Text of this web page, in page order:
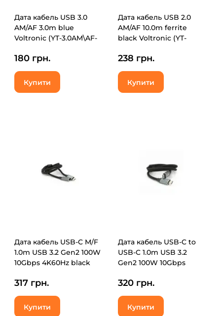
Дата кабель USB 3.0
AM/AF 3.0m blue
Voltronic (YT-3.0AM\AF-
180 грн.
Купити
Дата кабель USB 2.0
AM/AF 10.0m ferrite
black Voltronic (YT-
238 грн.
Купити
Дата кабель USB-C M/F
1.0m USB 3.2 Gen2 100W
10Gbps 4K60Hz black
1m)
317 грн.
Купити
Дата кабель USB-C to
USB-C 1.0m USB 3.2
Gen2 100W 10Gbps
(YT-TC-TC-B-1m)
320 грн.
Купити